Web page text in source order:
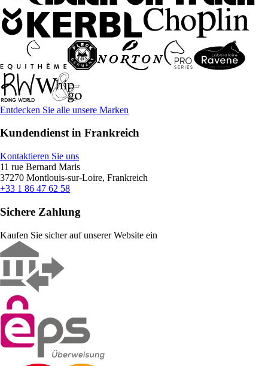
Entdecken Sie alle unsere Marken
Kundendienst in Frankreich
Kontaktieren Sie uns
11 rue Bernard Maris
37270 Montlouis-sur-Loire, Frankreich
+33 1 86 47 62 58
Sichere Zahlung
Kaufen Sie sicher auf unserer Website ein